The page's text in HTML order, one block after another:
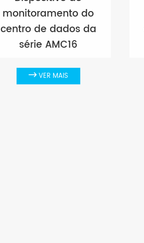
monitoramento do
centro de dados da
série AMC16
 VER MAIS